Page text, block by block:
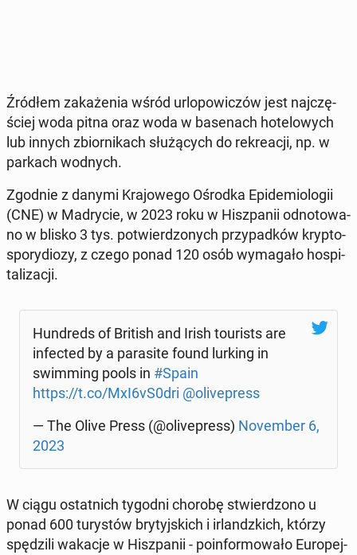
Źródłem za­ka­że­nia wśród urlo­po­wi­czów jest naj­czę­
ściej woda pitna oraz woda w ba­se­nach ho­te­lo­wych
lub innych zbior­ni­kach słu­żą­cych do re­kre­acji, np. w
parkach wodnych.
Zgodnie z danymi Kra­jo­we­go Ośrodka Epi­de­mio­lo­gii
(CNE) w Ma­dry­cie, w 2023 roku w Hisz­pa­nii od­no­to­wa­
no w blisko 3 tys. po­twier­dzo­nych przy­pad­ków kryp­to­
spo­ry­dio­zy, z czego ponad 120 osób wy­ma­ga­ło ho­spi­
ta­li­za­cji.
Hun­dreds of British and Irish to­uri­sts are
in­fec­ted by a pa­ra­si­te found lurking in
swim­ming pools in #Spain
https://t.co/MxI6vS0dri @oli­ve­press
— The Olive Press (@oli­ve­press) No­vem­ber 6,
2023
W ciągu ostat­nich tygodni chorobę stwier­dzo­no u
ponad 600 tu­ry­stów bry­tyj­skich i ir­landz­kich, którzy
spę­dzi­li wakacje w Hisz­pa­nii - po­in­for­mo­wa­ło Eu­ro­pej­